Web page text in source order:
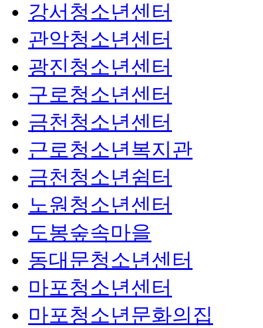
강서청소년센터
관악청소년센터
광진청소년센터
구로청소년센터
금천청소년센터
근로청소년복지관
금천청소년쉼터
노원청소년센터
도봉숲속마을
동대문청소년센터
마포청소년센터
마포청소년문화의집